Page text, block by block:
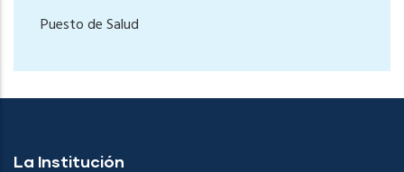
Puesto de Salud
La Institución